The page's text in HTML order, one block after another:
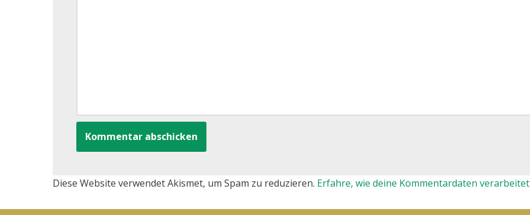
Diese Website verwendet Akismet, um Spam zu reduzieren. Erfahre, wie deine Kommentardaten